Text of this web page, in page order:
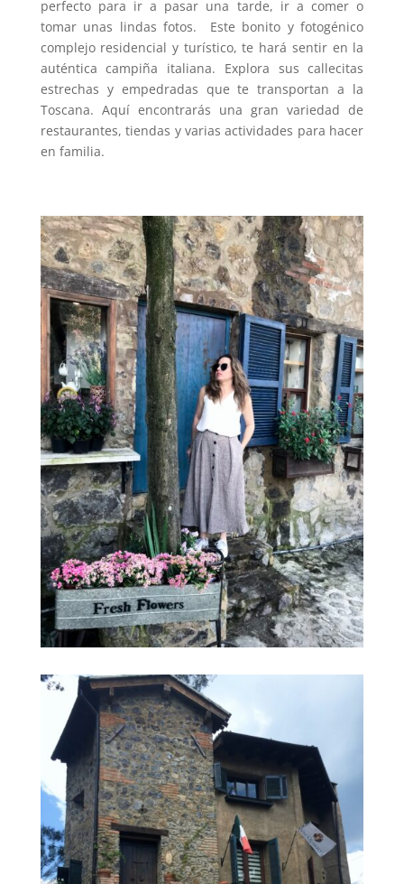
perfecto para ir a pasar una tarde, ir a comer o
tomar unas lindas fotos. Este bonito y fotogénico
complejo residencial y turístico, te hará sentir en la
auténtica campiña italiana. Explora sus callecitas
estrechas y empedradas que te transportan a la
Toscana. Aquí encontrarás una gran variedad de
restaurantes, tiendas y varias actividades para hacer
en familia.